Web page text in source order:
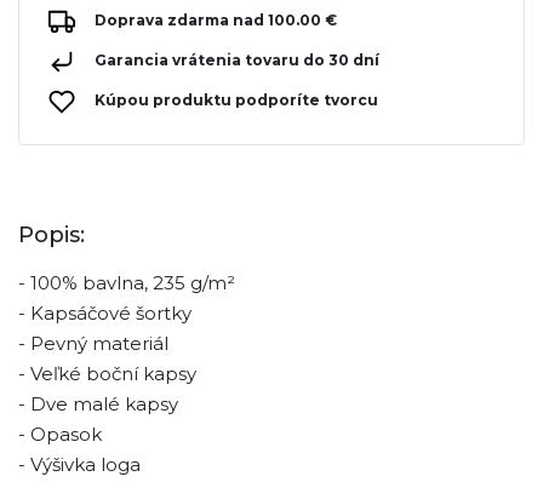
Doprava zdarma nad 100.00 €
Garancia vrátenia tovaru do 30 dní
Kúpou produktu podporíte tvorcu
Popis:
- 100% bavlna, 235 g/m²
- Kapsáčové šortky
- Pevný materiál
- Veľké boční kapsy
- Dve malé kapsy
- Opasok
- Výšivka loga